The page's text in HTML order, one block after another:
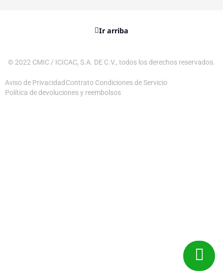
Ir arriba
© 2022 CMIC / ICICAC, S.A. DE C.V., todos los derechos reservados.
Aviso de Privacidad Contrato Condiciones de Servicio
Política de devoluciones y reembolsos